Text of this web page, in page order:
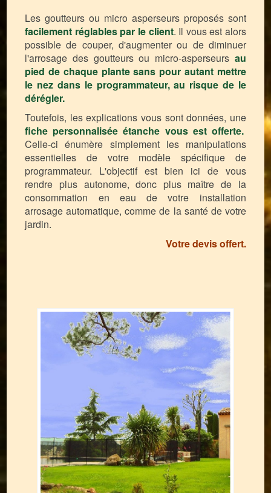
Les goutteurs ou micro asperseurs proposés sont
facilement réglables par le client. Il vous est alors
possible de couper, d'augmenter ou de diminuer
l'arrosage des goutteurs ou micro-asperseurs au
pied de chaque plante sans pour autant mettre
le nez dans le programmateur, au risque de le
dérégler.
Toutefois, les explications vous sont données, une
fiche personnalisée étanche vous est offerte.
Celle-ci énumère simplement les manipulations
essentielles de votre modèle spécifique de
programmateur. L'objectif est bien ici de vous
rendre plus autonome, donc plus maître de la
consommation en eau de votre installation
arrosage automatique, comme de la santé de votre
jardin.
Votre devis offert.